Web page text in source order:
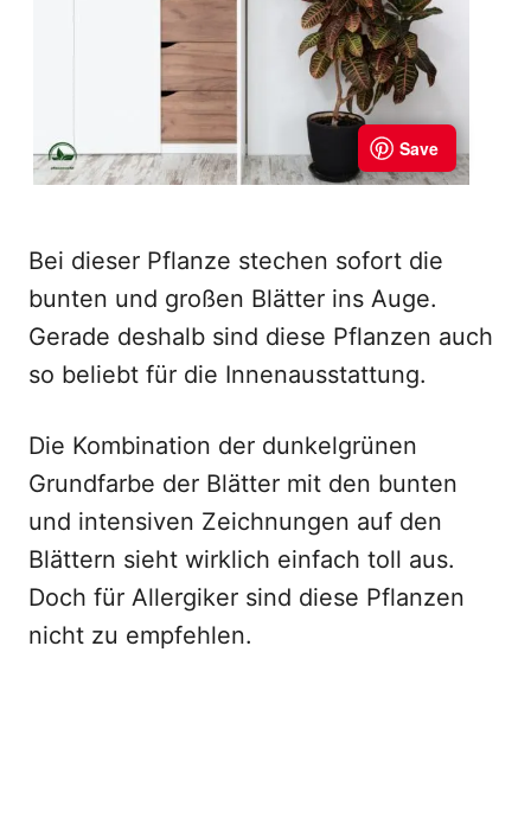
Bei dieser Pflanze stechen sofort die
bunten und großen Blätter ins Auge.
Gerade deshalb sind diese Pflanzen auch
so beliebt für die Innenausstattung.
Die Kombination der dunkelgrünen
Grundfarbe der Blätter mit den bunten
und intensiven Zeichnungen auf den
Blättern sieht wirklich einfach toll aus.
Doch für Allergiker sind diese Pflanzen
nicht zu empfehlen.